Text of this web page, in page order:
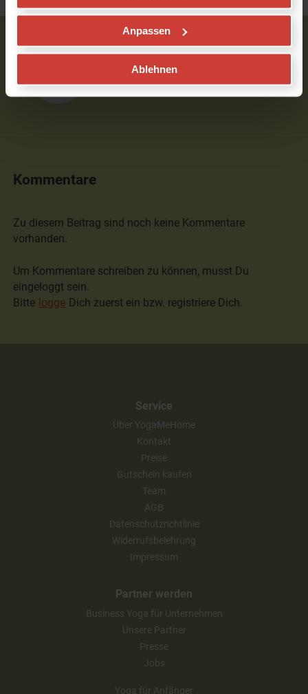
Anpassen
Ablehnen
YogaMeHome - Redaktion
Kommentare
Zu diesem Beitrag sind noch keine Kommentare
vorhanden.
Um Kommentare schreiben zu können, musst Du
eingeloggt sein.
Bitte logge Dich zuerst ein bzw. registriere Dich.
Service
Über YogaMeHome
Kontakt
Preise
Gutschein kaufen
Team
AGB
Datenschutzrichtlinie
Widerrufsbelehrung
Impressum
Partner werden
Business Yoga für Unternehmen
Unsere Partner
Presse
Jobs
Yoga für Anfänger